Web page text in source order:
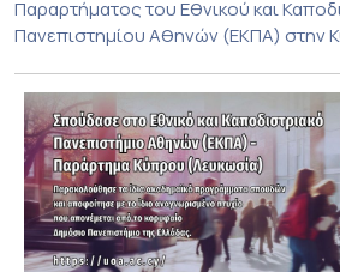
Παραρτήματος του Εθνικού και
Πανεπιστημίου Αθηνών (ΕΚΠΑ) στην
Τμήματος Οικονομικών Επιστημών
Διοίκησης Επιχειρήσεων και
του 2026, ο Κοσμήτορας της Σχολής
Πολιτικών Επιστημών, Καθηγητής
Πρόεδρος του Τμήματος […]